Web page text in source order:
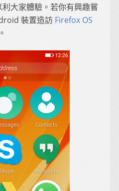
大家體驗。若你有興趣嘗
裝置造訪 Firefox OS